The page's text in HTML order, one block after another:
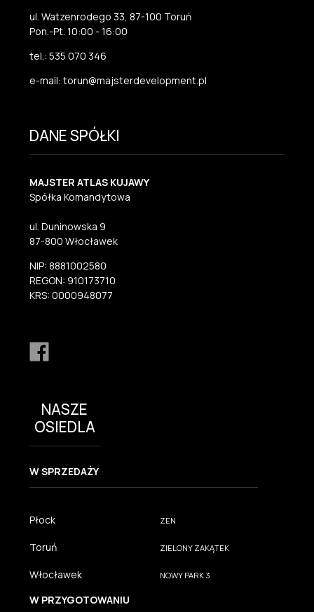
ul. Watzenrodego 33, 87-100 Toruń
Pon.-Pt. 10:00 - 16:00
tel.: 535 070 346
e-mail: torun@majsterdevelopment.pl
DANE SPÓŁKI
MAJSTER ATLAS KUJAWY
Spółka Komandytowa
ul. Duninowska 9
87-800 Włocławek
NIP: 8881002580
REGON: 910173710
KRS: 0000948077
NASZE
OSIEDLA
W SPRZEDAŻY
Płock ZEN
Toruń ZIELONY ZAKĄTEK
Włocławek NOWY PARK 3
W PRZYGOTOWANIU